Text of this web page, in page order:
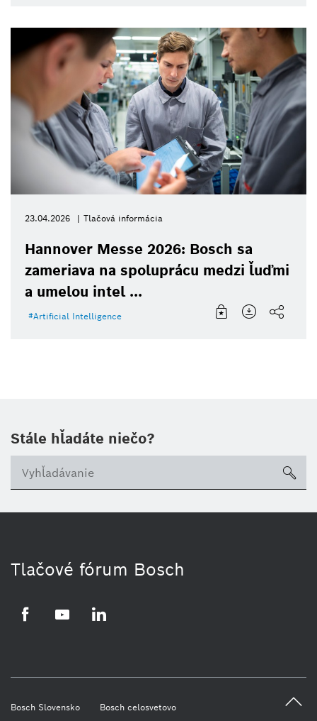
23.04.2026 Tlačová informácia
Hannover Messe 2026: Bosch sa
zameriava na spoluprácu medzi ľuďmi
a umelou intel ...
Artificial Intelligence
Stále hľadáte niečo?
Tlačové fórum Bosch
Bosch Slovensko Bosch celosvetovo